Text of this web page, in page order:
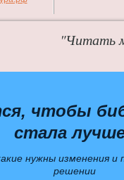
"Читать
чтобы
стала
нужны изменения и
решении